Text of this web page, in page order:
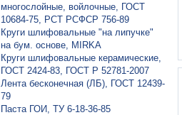
многослойные, войлочные, ГОСТ
10684-75, РСТ РСФСР 756-89
Круги шлифовальные "на липучке"
на бум. основе, MIRKA
Круги шлифовальные керамические,
ГОСТ 2424-83, ГОСТ P 52781-2007
Лента бесконечная (ЛБ), ГОСТ 12439-
79
Паста ГОИ, ТУ 6-18-36-85